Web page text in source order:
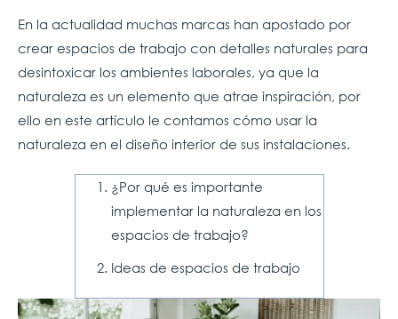
En la actualidad muchas marcas han apostado por
crear espacios de trabajo con detalles naturales para
desintoxicar los ambientes laborales, ya que la
naturaleza es un elemento que atrae inspiración, por
ello en este artículo le contamos cómo usar la
naturaleza en el diseño interior de sus instalaciones.
¿Por qué es importante
implementar la naturaleza en los
espacios de trabajo?
Ideas de espacios de trabajo